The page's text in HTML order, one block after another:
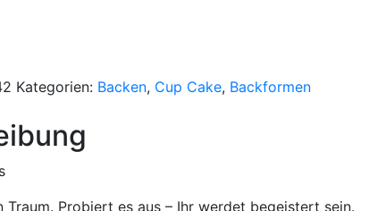
Kategorien: Backen, Cup Cake, Backformen
Traum. Probiert es aus – Ihr werdet begeistert sein.